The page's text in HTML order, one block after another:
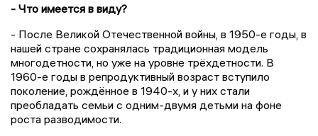
- Что имеется в виду?
- После Великой Отечественной войны, в 1950-е годы, в
нашей стране сохранялась традиционная модель
многодетности, но уже на уровне трёхдетности. В
1960-е годы в репродуктивный возраст вступило
поколение, рождённое в 1940-х, и у них стали
преобладать семьи с одним-двумя детьми на фоне
роста разводимости.